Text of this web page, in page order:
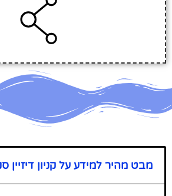
מבט מהיר למידע על קניון דיזיין